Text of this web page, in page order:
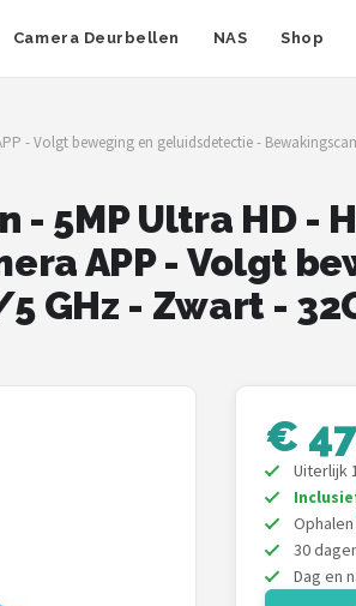
Camera Deurbellen NAS Shop
- Volgt beweging en geluidsdetectie -
- 5MP Ultra HD -
APP - Volgt
- Zwart -
€
Uiterlijk
30
Dag en